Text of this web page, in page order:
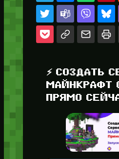
⚡ СОЗДАТЬ
МАЙНКРАФТ
ПРЯМО